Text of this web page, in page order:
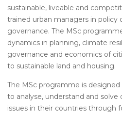
sustainable, liveable and
trained urban managers in
governance. The MSc
dynamics in planning, climate
governance and economics of
to sustainable land and housing.
The MSc programme is
to analyse, understand and solve
issues in their countries through